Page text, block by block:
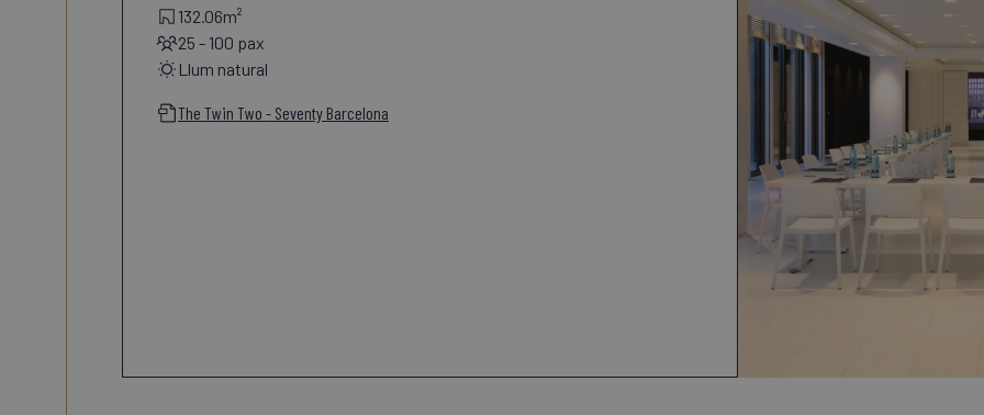
132.06m²
25 - 100 pax
Llum natural
The Twin Two - Seventy Barcelona